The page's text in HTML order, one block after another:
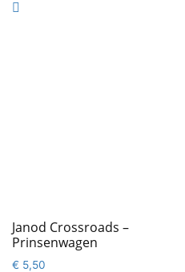

Janod Crossroads –
Prinsenwagen
€ 5,50